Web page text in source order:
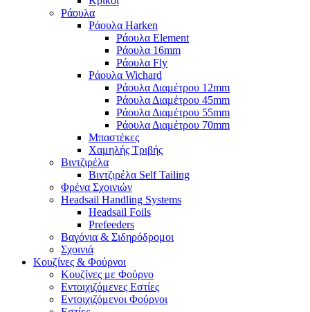
Ράουλα
Ράουλα Harken
Ράουλα Element
Ράουλα 16mm
Ράουλα Fly
Ράουλα Wichard
Ράουλα Διαμέτρου 12mm
Ράουλα Διαμέτρου 45mm
Ράουλα Διαμέτρου 55mm
Ράουλα Διαμέτρου 70mm
Μπαστέκες
Χαμηλής Τριβής
Βιντζιρέλα
Βιντζιρέλα Self Tailing
Φρένα Σχοινιών
Headsail Handling Systems
Headsail Foils
Prefeeders
Βαγόνια & Σιδηρόδρομοι
Σχοινιά
Κουζίνες & Φούρνοι
Κουζίνες με Φούρνο
Εντοιχιζόμενες Εστίες
Εντοιχιζόμενοι Φούρνοι